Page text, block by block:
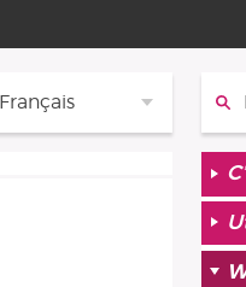
Français